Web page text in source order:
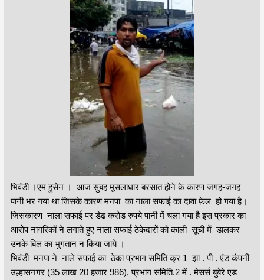
भिवंडी ।एम हुसेन । आज सुबह मूसलाधार बरसात होने के कारण जगह-जगह
पानी भर गया था जिसके कारण मनपा का नाला सफाई का दावा फ़ेल हो गया है।
जिसकारण नाला सफाई पर डेढ करोड रुपये पानी में चला गया है इस प्रकार का
आरोप नागरिकों ने लगाते हुए नाला सफाई ठेकेदारों को काली सूची में डालकर
उनके बिल का भुगतान न किया जाये ।
भिवंडी मनपा ने नाले सफाई का ठेका प्रभाग समिति क्र 1 झा . पी . एंड कंपनी
उल्हासनगर (35 लाख 20 हजार 986), प्रभाग समिति.2 में . मेसर्स बुबेरे एड